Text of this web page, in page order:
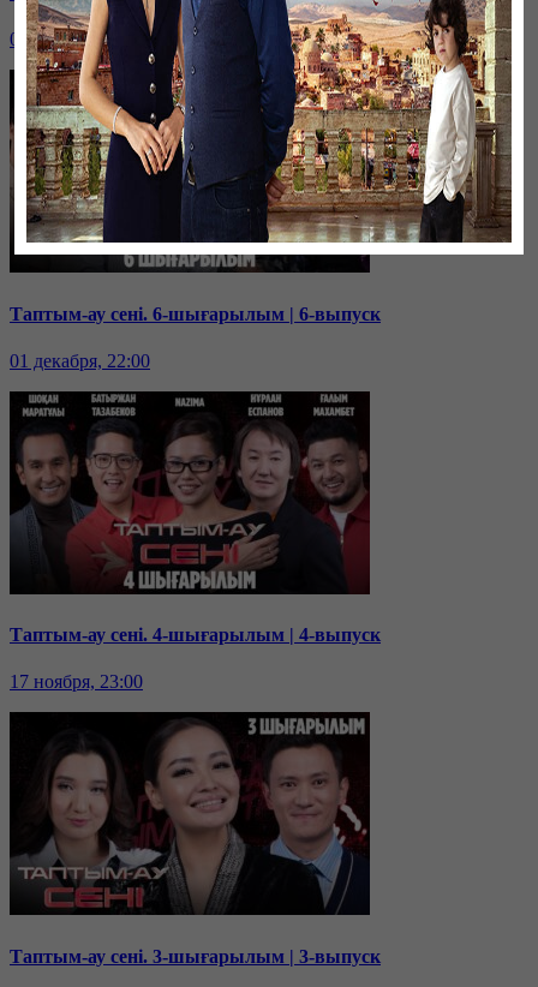
08 декабря, 22:00
Таптым-ау сені. 6-шығарылым | 6-выпуск
01 декабря, 22:00
Таптым-ау сені. 4-шығарылым | 4-выпуск
17 ноября, 23:00
Таптым-ау сені. 3-шығарылым | 3-выпуск